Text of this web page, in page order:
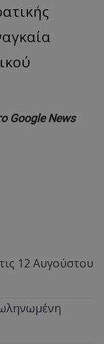
Google News
12 Αυγούστου